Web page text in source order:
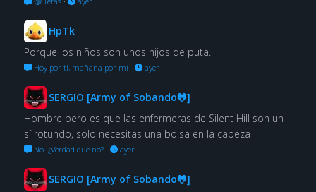
HpTk
Porque los niños son unos hijos de puta.
Hoy por ti, mañana por mí· ayer
SERGIO [Army of Sobando🐸]
Hombre pero es que las enfermeras de Silent Hill son un
sí rotundo, solo necesitas una bolsa en la cabeza
No. ¿Verdad que no?· ayer
SERGIO [Army of Sobando🐸]